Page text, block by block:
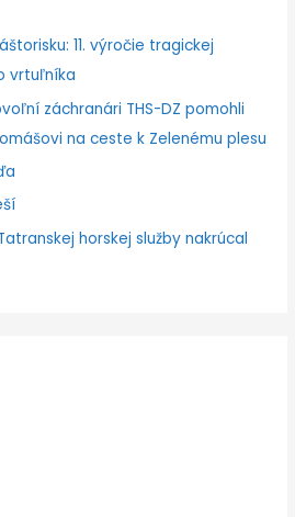
11. výročie tragickej
vrtuľníka
záchranári THS-DZ pomohli
na ceste k Zelenému plesu
horskej služby nakrúcal